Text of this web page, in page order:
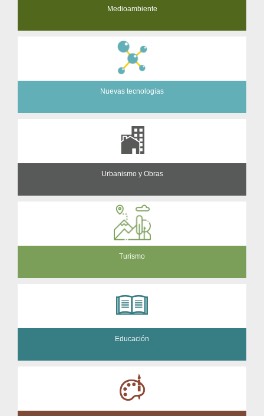
Medioambiente
Nuevas tecnologías
Urbanismo y Obras
Turismo
Educación